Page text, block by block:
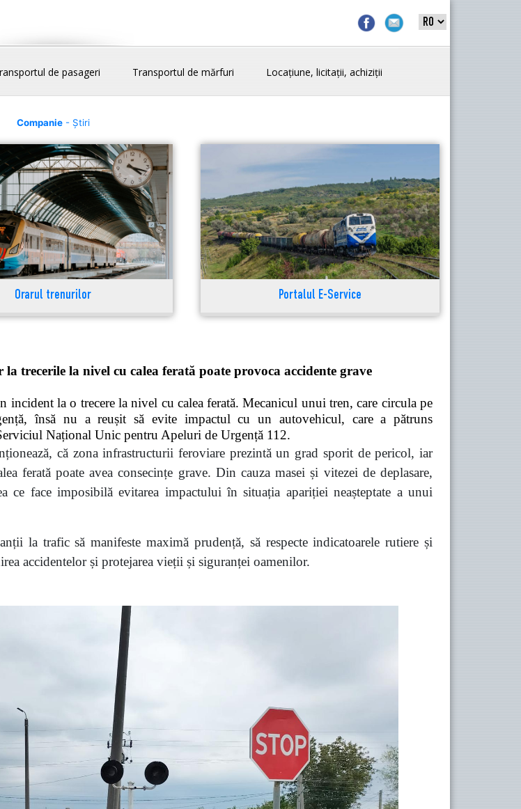
de pasageri Transportul de mărfuri Locațiune, licitații, achiziții
Companie- Știri
Orarul trenurilor Portalul E-Service
trecerile la nivel cu calea ferată poate provoca accidente grave
la o trecere la nivel cu calea ferată. Mecanicul unui tren, care circula pe
însă nu a reușit să evite impactul cu un autovehicul, care a pătruns
Național Unic pentru Apeluri de Urgență 112.
că zona infrastructurii feroviare prezintă un grad sporit de pericol, iar
ferată poate avea consecințe grave. Din cauza masei și vitezei de deplasare,
ce face imposibilă evitarea impactului în situația apariției neașteptate a unui
la trafic să manifeste maximă prudență, să respecte indicatoarele rutiere și
accidentelor și protejarea vieții și siguranței oamenilor.